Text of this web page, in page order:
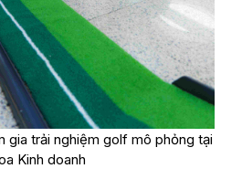
gia trải nghiệm golf mô phỏng tại
Kinh doanh